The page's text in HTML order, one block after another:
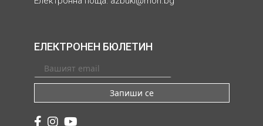
ЕЛЕКТРОНЕН БЮЛЕТИН
Запиши се